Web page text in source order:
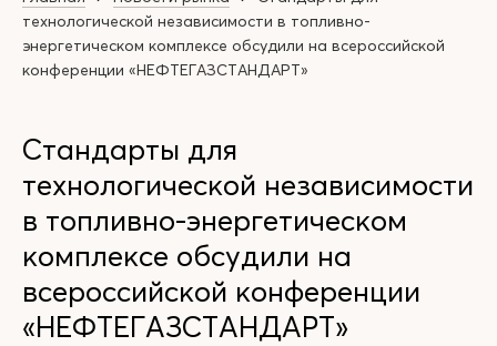
технологической независимости в топливно-
энергетическом комплексе обсудили на всероссийской
конференции «НЕФТЕГАЗСТАНДАРТ»
Стандарты для
технологической независимости
в топливно-энергетическом
комплексе обсудили на
всероссийской конференции
«НЕФТЕГАЗСТАНДАРТ»